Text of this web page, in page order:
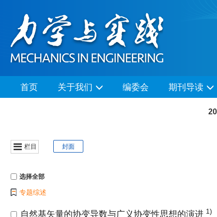
首页 关于我们 编委会 期刊导读
栏目 封面
选择全部
专题综述
自然基矢量的协变导数与广义协变性思想的演进 1)